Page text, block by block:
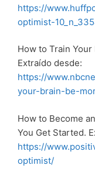
https://
optimist-
How to Train
Extraído desde:
https://
your-brain-be-
How to Become
You Get Started.
https://
optimist/